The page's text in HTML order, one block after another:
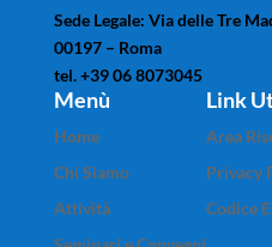
Sede Legale: Via delle Tre
00197 – Roma
tel. +39 06 8073045
Menù
Home
Chi Siamo
Attività
Link
Area
Privacy
Codice